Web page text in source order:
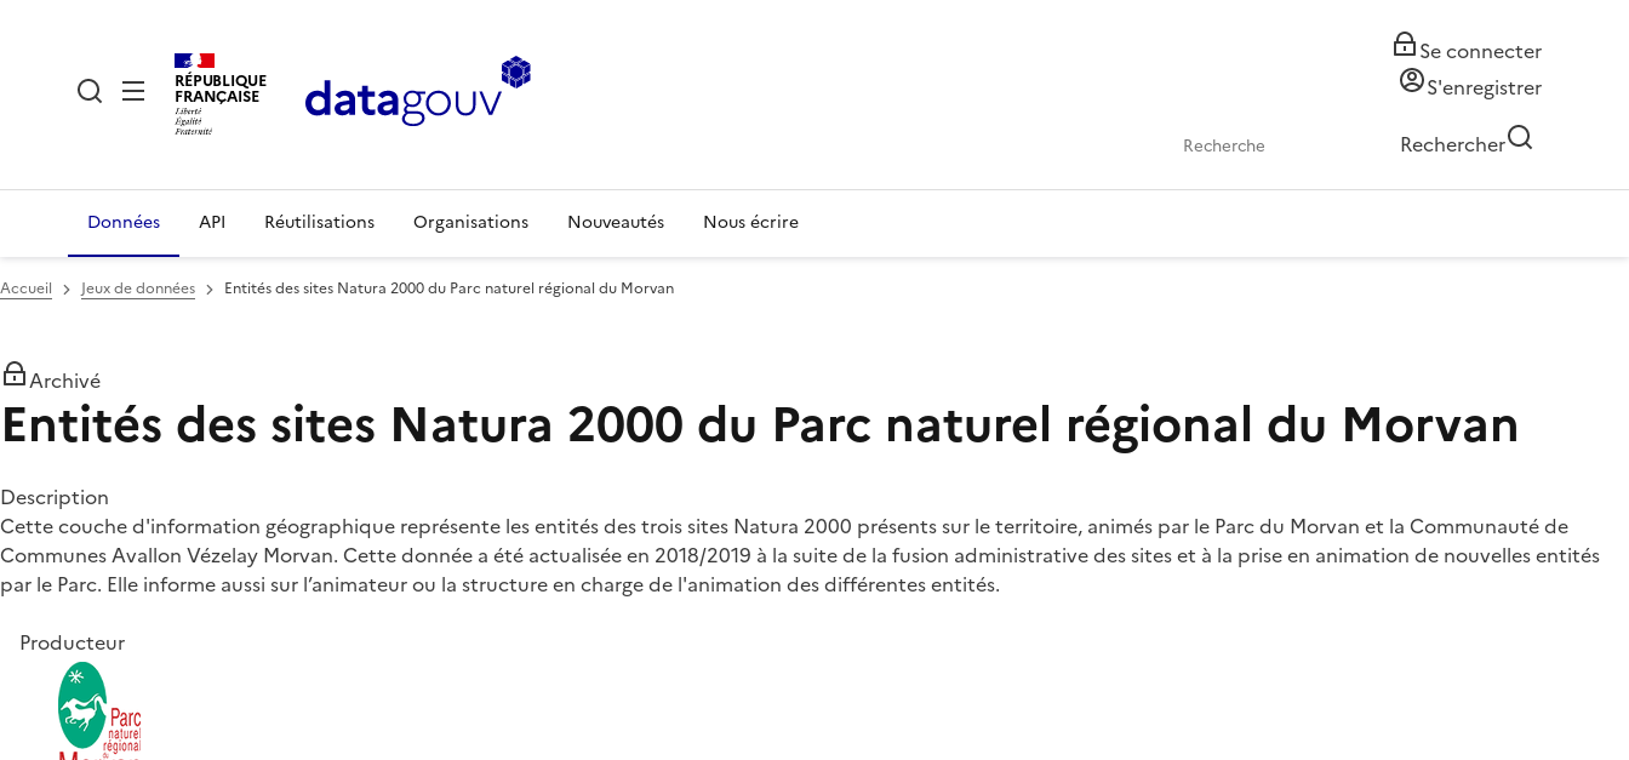
RÉPUBLIQUE
FRANÇAISE
Se connecter
S'enregistrer
Rechercher
Données API Réutilisations Organisations Nouveautés Nous écrire
Accueil Jeux de données Entités des sites Natura 2000 du Parc naturel régional du Morvan
Archivé
Entités des sites Natura 2000 du Parc naturel régional du Morvan
Description
Cette couche d'information géographique représente les entités des trois sites Natura 2000 présents sur le territoire, animés par le Parc du Morvan et la Communauté de
Communes Avallon Vézelay Morvan. Cette donnée a été actualisée en 2018/2019 à la suite de la fusion administrative des sites et à la prise en animation de nouvelles entités
par le Parc. Elle informe aussi sur l’animateur ou la structure en charge de l'animation des différentes entités.
Producteur